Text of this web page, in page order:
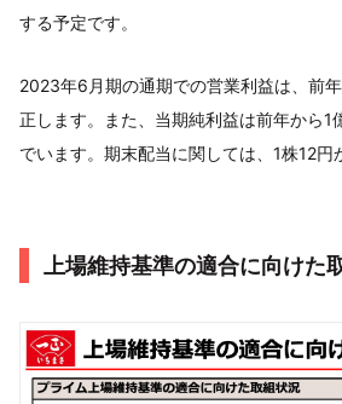
する予定です。
2023年6月期の通期での営業利益は、前
正します。また、当期純利益は前年から1
でいます。期末配当に関しては、1株12円
上場維持基準の適合に向けた